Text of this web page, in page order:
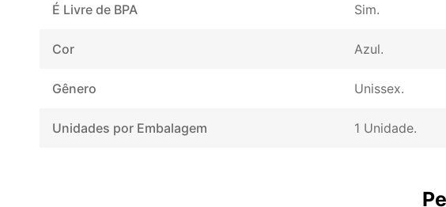
É Livre de BPA Sim
Cor Azul
Gênero Unissex
Unidades por Embalagem 1 Unidade